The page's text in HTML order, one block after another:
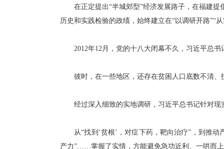
在正定提出“半城郊型”经济发展路子，在福建提
历史和实践检验的政绩，始终建立在“以调研开路”“
2012年12月，党的十八大闭幕不久，习近平总书
彼时，在一些地区，还存在贫困人口底数不清、
经过深入细致的实地调研，习近平总书记针对现
从“找到‘贫根’，对症下药，靶向治疗”，到推动
产力”……掌握了实情，方能避免急功近利、一哄而